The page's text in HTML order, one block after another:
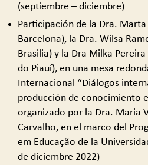
(septiembre – diciembre)
Participación de la Dra.
Barcelona), la Dra. Wilsa
Brasilia) y la Dra Milka
do Piauí), en una mesa
Internacional “Diálogos
producción de conocimiento
organizado por la Dra. Maria
Carvalho, en el marco del
em Educação de la
de diciembre 2022)